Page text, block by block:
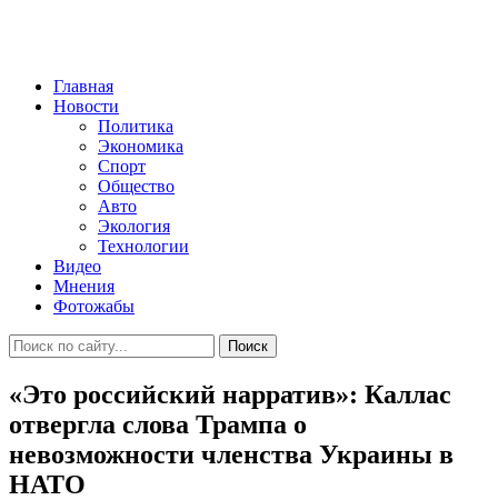
Главная
Новости
Политика
Экономика
Спорт
Общество
Авто
Экология
Технологии
Видео
Мнения
Фотожабы
Поиск
«Это российский нарратив»: Каллас
отвергла слова Трампа о
невозможности членства Украины в
НАТО